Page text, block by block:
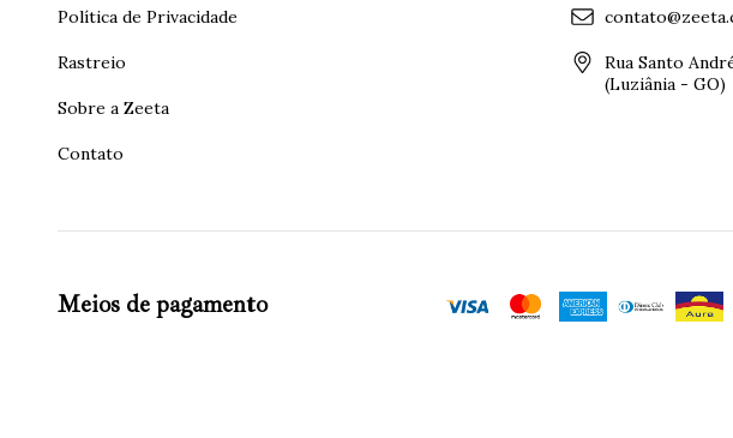
Política de Privacidade
Rastreio
Sobre a Zeeta
Contato
Rua Santo
(Luziânia - GO)
Meios de pagamento